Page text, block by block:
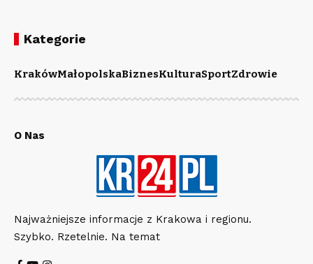
Kategorie
KrakówMałopolskaBiznesKulturaSportZdrowie
O Nas
Najważniejsze informacje z Krakowa i regionu.
Szybko. Rzetelnie. Na temat